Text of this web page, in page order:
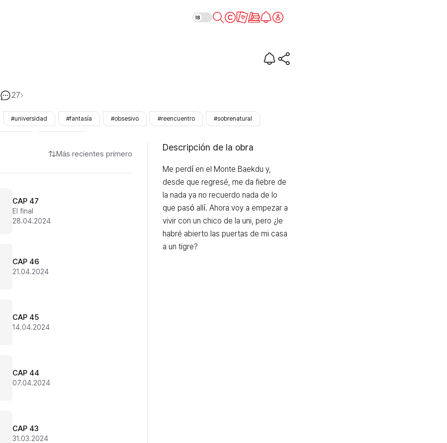
El tigre y yo
27
#universidad #fantasía #obsesivo #reencuentro #sobrenatural
Más recientes primero
CAP 47
El final
28.04.2024
CAP 46
21.04.2024
CAP 45
14.04.2024
CAP 44
07.04.2024
CAP 43
31.03.2024
Descripción de la obra
Me perdí en el Monte Baekdu y,
desde que regresé, me da fiebre de
la nada ya no recuerdo nada de lo
que pasó allí. Ahora voy a empezar a
vivir con un chico de la uni, pero ¿le
habré abierto las puertas de mi casa
a un tigre?